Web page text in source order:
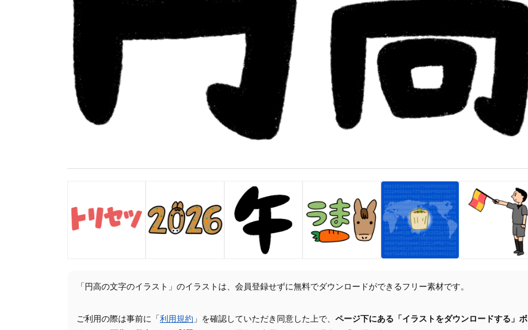
「円高の文字のイラスト」のイラストは、会員登録せずに無料でダウンロードができるフリー素材です。
ご利用の際は事前に「 利用規約 」を確認していただき同意した上で、 ページ下にある「イラストをダウンロードする」ボ